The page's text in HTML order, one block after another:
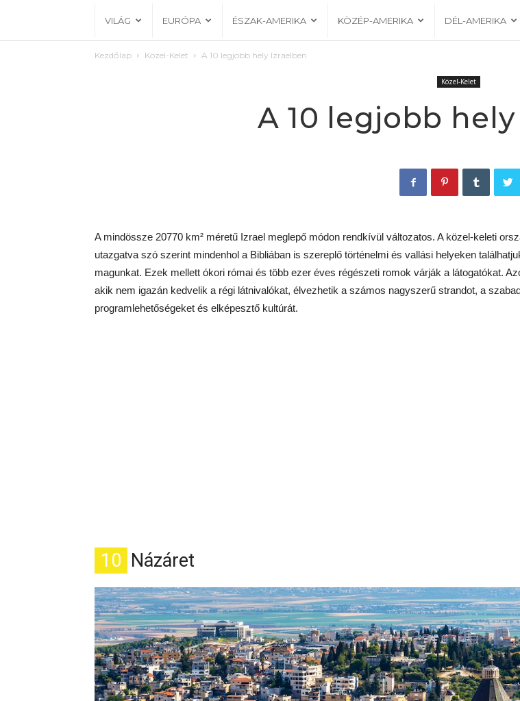
VILÁG EURÓPA ÉSZAK-AMERIKA KÖZÉP-AMERIKA DÉL-AMERIKA
Kezdőlap Közel-Kelet A 10 legjobb hely Izraelben
Közel-Kelet
A 10 legjobb
A mindössze 20770 km² méretű Izrael meglepő módon rendkívül változatos. A közel-keleti
utazgatva szó szerint mindenhol a Bibliában is szereplő történelmi és vallási helyeken
magunkat. Ezek mellett ókori római és több ezer éves régészeti romok várják a látogatókat.
akik nem igazán kedvelik a régi látnivalókat, élvezhetik a számos nagyszerű strandot, a
programlehetőségeket és elképesztő kultúrát.
10 Názáret